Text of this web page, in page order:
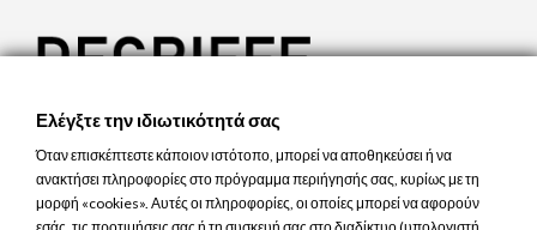
ΕΠΙΚΟΙΝΩΝΊΑ
ΠΡΟΪΌΝΤΑ
Η ΕΤΑΙΡΊΑ ΜΑΣ
Ελέγξτε την ιδιωτικότητά σας
Όταν επισκέπτεστε κάποιον ιστότοπο, μπορεί να αποθηκεύσει ή να
ανακτήσει πληροφορίες στο πρόγραμμα περιήγησής σας, κυρίως με τη
μορφή «cookies». Αυτές οι πληροφορίες, οι οποίες μπορεί να αφορούν